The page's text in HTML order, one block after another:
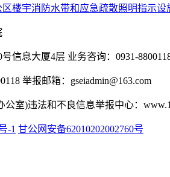
楼宇消防水带和应急疏散照明指示
信息大厦4层 业务咨询：0931-
举报邮箱：gseiadmin@163.com
室)违法和不良信息举报中心：
-1 甘公网安备62010202002760号